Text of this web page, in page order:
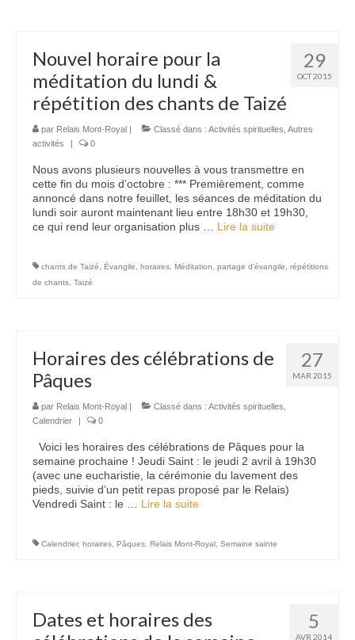
29
OCT 2015
Nouvel horaire pour la
méditation du lundi &
répétition des chants de Taizé
par Relais Mont-Royal | Classé dans : Activités spirituelles Autres
activités
| 0
Nous avons plusieurs nouvelles à vous transmettre en
cette fin du mois d’octobre : *** Premièrement, comme
annoncé dans notre feuillet, les séances de méditation du
lundi soir auront maintenant lieu entre 18h30 et 19h30,
ce qui rend leur organisation plus … Lire la suite­­
chants de Taizé Évangile horaires Méditation partage d'évangile
répétitions
de chants Taizé
27
MAR 2015
Horaires des célébrations de
Pâques
par Relais Mont-Royal | Classé dans : Activités spirituelles
Calendrier
| 0
Voici les horaires des célébrations de Pâques pour la
semaine prochaine ! Jeudi Saint : le jeudi 2 avril à 19h30
(avec une eucharistie, la cérémonie du lavement des
pieds, suivie d’un petit repas proposé par le Relais)
Vendredi Saint : le … Lire la suite­­
Calendrier, horaires Pâques Relais Mont-Royal Semaine sainte
5
AVR 2014
Dates et horaires des